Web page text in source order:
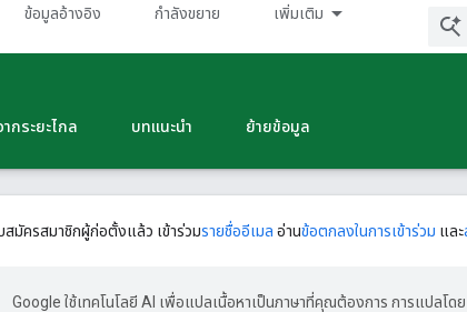
ข้อมูลอ้างอิง กําลังขยาย เพิ่มเติม
กระยะไกล บทแนะนำ ย้ายข้อมูล
สมัครสมาชิกผู้ก่อตั้งแล้ว เข้าร่วมรายชื่ออีเมล อ่านข้อตกลงในการเข้าร่วม และ
Google ใช้เทคโนโลยี AI เพื่อแปลเนื้อหาเป็นภาษาที่คุณต้องการ การแปลโด